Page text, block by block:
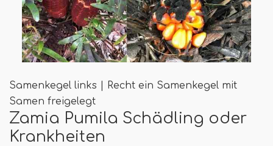
Samenkegel links | Recht ein Samenkegel mit
Samen freigelegt
Zamia Pumila Schädling oder
Krankheiten